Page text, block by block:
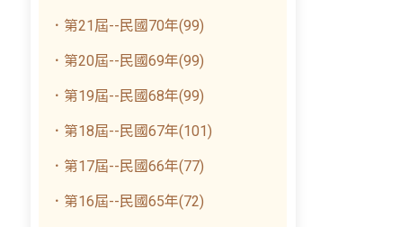
．第21屆--民國70年(99)
．第20屆--民國69年(99)
．第19屆--民國68年(99)
．第18屆--民國67年(101)
．第17屆--民國66年(77)
．第16屆--民國65年(72)